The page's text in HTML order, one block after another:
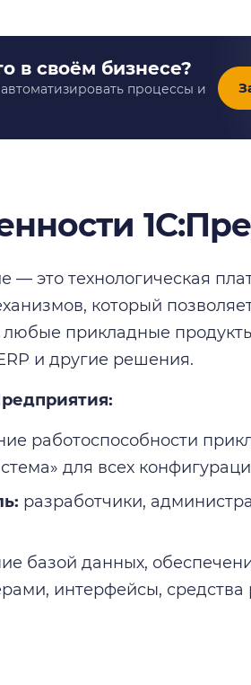
в своём бизнесе?
процессы и
это технологическая
который
прикладные
и другие решения.
работоспособности
для всех
разработчики,
базой данных,
интерфейсы, средства